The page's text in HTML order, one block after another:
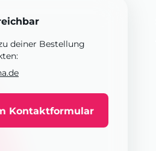
deiner Bestellung
Kontaktformular